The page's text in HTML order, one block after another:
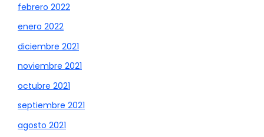
febrero 2022
enero 2022
diciembre 2021
noviembre 2021
octubre 2021
septiembre 2021
agosto 2021